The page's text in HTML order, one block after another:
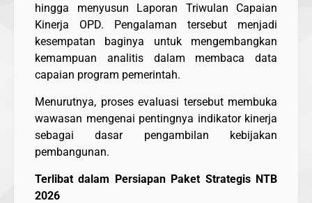
hingga menyusun Laporan Triwulan Capaian
Kinerja OPD. Pengalaman tersebut menjadi
kesempatan baginya untuk mengembangkan
kemampuan analitis dalam membaca data
capaian program pemerintah.
Menurutnya, proses evaluasi tersebut membuka
wawasan mengenai pentingnya indikator kinerja
sebagai dasar pengambilan kebijakan
pembangunan.
Terlibat dalam Persiapan Paket Strategis NTB
2026